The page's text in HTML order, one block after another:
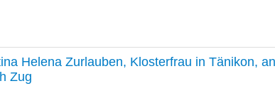
Helena Zurlauben, Klosterfrau in Tänikon,
Zug